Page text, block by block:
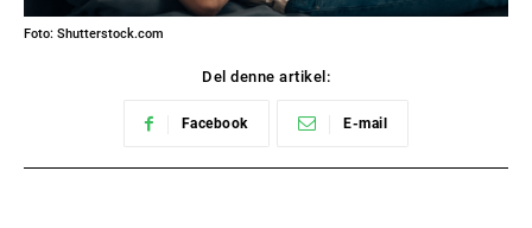
Foto: Shutterstock.com
Del denne artikel:
Facebook E-mail